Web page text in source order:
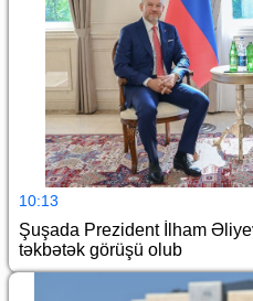
10:13
Şuşada Prezident İlham
təkbətək görüşü olub